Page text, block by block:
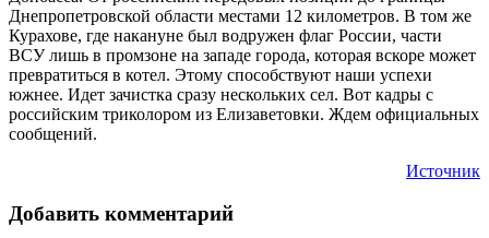
Днепропетровской области местами 12 километров. В том же
Курахове, где накануне был водружен флаг России, части
ВСУ лишь в промзоне на западе города, которая вскоре может
превратиться в котел. Этому способствуют наши успехи
южнее. Идет зачистка сразу нескольких сел. Вот кадры с
российским триколором из Елизаветовки. Ждем официальных
сообщений.
Источник
Добавить комментарий